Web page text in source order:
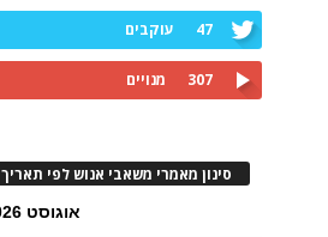
47 עוקבים
307 מנויים
סינון מאמרי משאבי אנוש לפי תאריך
אוגוסט 2026